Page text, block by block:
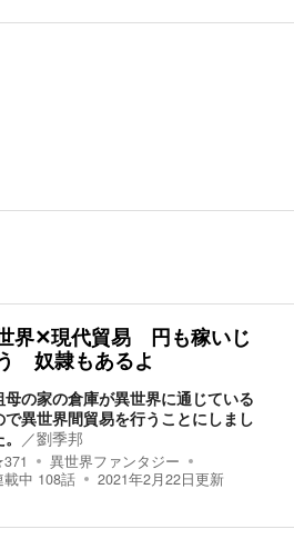
界✕現代貿易 円も稼いじ
奴隷もあるよ
母の家の倉庫が異世界に通じている
で異世界間貿易を行うことにしまし
／劉季邦
371
異世界ファンタジー
載中 108話 2021年2月22日更新